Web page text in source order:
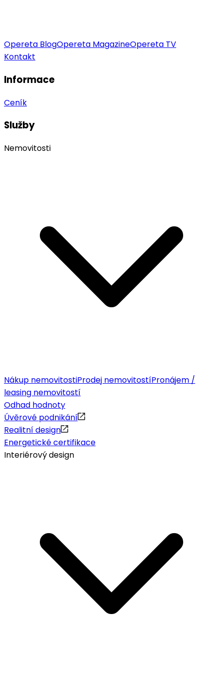
Opereta BlogOpereta MagazineOpereta TV
Kontakt
Informace
Ceník
Služby
Nemovitosti
Nákup nemovitostiProdej nemovitostíPronájem /
leasing nemovitostí
Odhad hodnoty
Úvěrové podnikání
Realitní design
Energetické certifikace
Interiérový design